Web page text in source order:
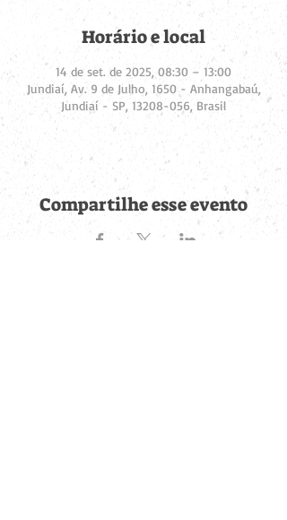
Horário e local
14 de set. de 2025, 08:30 – 13:00
Jundiaí, Av. 9 de Julho, 1650 - Anhangabaú,
Jundiaí - SP, 13208-056, Brasil
Compartilhe esse evento